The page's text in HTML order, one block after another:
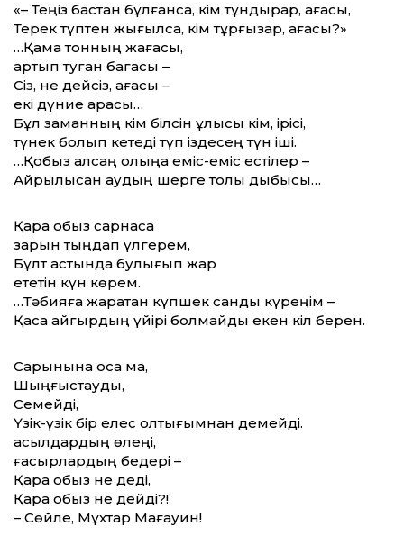
«– Теңіз бастан бұлғанса, кім тұндырар, ағасы,
Терек түптен жығылса, кім тұрғызар, ағасы?»
…Қамқа тонның жағасы,
артып туған бағасы –
Сіз, не дейсіз, ағасы –
екі дүние арасы…
Бұл заманның кім білсін ұлысы кім, ірісі,
түнек болып кетеді түп іздесең түн іші.
…Қобыз алсаң қолыңа еміс-еміс естілер –
Айрылысқан аққудың шерге толы дыбысы…
Қара қобыз сарнаса
зарын тыңдап үлгерем,
Бұлт астында булығып жарқ
ететін күн көрем.
…Тәбияға жаратқан күпшек санды күреңім –
Қасқа айғырдың үйірі болмайды екен кіл берен.
Сарынына қоса ма,
Шыңғыстауды,
Семейді,
Үзік-үзік бір елес қолтығымнан демейді.
асылдардың өлеңі,
ғасырлардың бедері –
Қара қобыз не деді,
Қара қобыз не дейді?!
– Сөйле, Мұхтар Мағауин!